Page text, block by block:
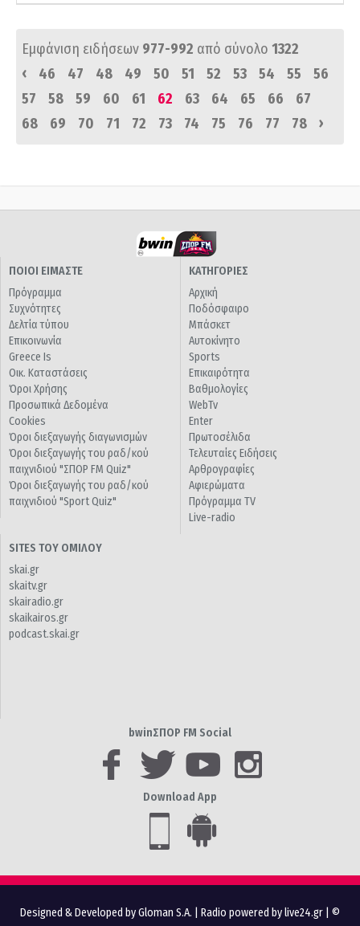
Εμφάνιση ειδήσεων 977-992 από σύνολο 1322
‹
46 47 48 49 50 51 52 53 54 55
56
57
58 59 60 61 62 63 64 65 66
67
68
69 70 71 72 73 74 75 76 77 78 ›
ΠΟΙΟΙ ΕΙΜΑΣΤΕ
Πρόγραμμα
Συχνότητες
Δελτία τύπου
Επικοινωνία
Greece Is
Οικ. Καταστάσεις
Όροι Χρήσης
Προσωπικά Δεδομένα
Cookies
Όροι διεξαγωγής διαγωνισμών
Όροι διεξαγωγής του ραδ/κού
παιχνιδιού "ΣΠΟΡ FM Quiz"
Όροι διεξαγωγής του ραδ/κού
παιχνιδιού "Sport Quiz"
ΚΑΤΗΓΟΡΙΕΣ
Αρχική
Ποδόσφαιρο
Μπάσκετ
Αυτοκίνητο
Sports
Επικαιρότητα
Βαθμολογίες
WebTv
Enter
Πρωτοσέλιδα
Τελευταίες Ειδήσεις
Αρθρογραφίες
Αφιερώματα
Πρόγραμμα TV
Live-radio
SITES ΤΟΥ ΟΜΙΛΟΥ
skai.gr
skaitv.gr
skairadio.gr
skaikairos.gr
podcast.skai.gr
bwinΣΠΟΡ FM Social
Download App
Designed & Developed by Gloman S.A. Radio powered by live24.gr | ©